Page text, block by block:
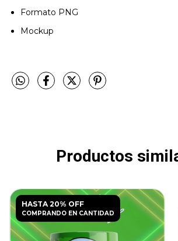
Formato PNG
Mockup
Productos
HASTA 20% OFF
COMPRANDO EN CANTIDAD